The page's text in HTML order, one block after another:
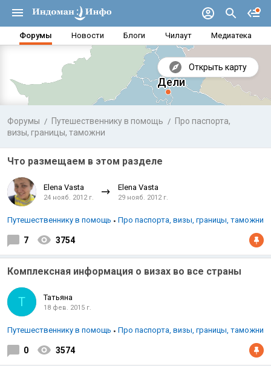
Форумы Новости Блоги Чилаут Медиатека
Открыть карту
Аравийское море
Форумы Путешественнику в помощь
Про паспорта,
визы, границы, таможни
Что размещаем в этом разделе
Elena Vasta
24 нояб. 2012 г.
Elena Vasta
29 нояб. 2012 г.
Путешественнику в помощь Про паспорта, визы, границы, таможни
7 3754
Комплексная информация о визах во все страны
Т Татьяна
18 фев. 2015 г.
Путешественнику в помощь Про паспорта, визы, границы, таможни
0 3574